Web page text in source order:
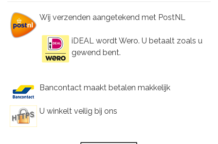
Wij verzenden aangetekend met PostNL
iDEAL wordt Wero. U betaalt zoals u
gewend bent.
Bancontact maakt betalen makkelijk
U winkelt veilig bij ons